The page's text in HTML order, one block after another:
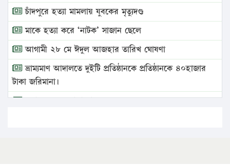
চাঁদপুরে হত্যা মামলায় যুবকের মৃত্যুদণ্ড
মাকে হত্যা করে ‘নাটক’ সাজান ছেলে
আগামী ২৮ মে ঈদুল আজহার তারিখ ঘোষণা
ভ্রাম্যমাণ আদালতে দুইটি প্রতিষ্ঠানকে প্রতিষ্ঠানকে ৪০হাজার
টাকা জরিমানা।
এবার লঞ্চের ভাড়া বাড়ল